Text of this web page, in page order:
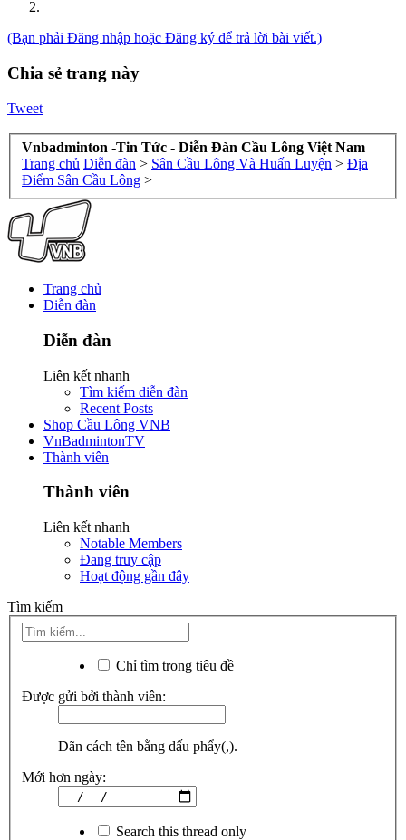
(Bạn phải Đăng nhập hoặc Đăng ký để trả lời bài viết.)
Chia sẻ trang này
Tweet
Vnbadminton -Tin Tức - Diễn Đàn Cầu Lông Việt Nam
Trang chủ Diễn đàn > Sân Cầu Lông Và Huấn Luyện > Địa
Điểm Sân Cầu Lông >
Trang chủ
Diễn đàn
Diễn đàn
Liên kết nhanh
Tìm kiếm diễn đàn
Recent Posts
Shop Cầu Lông VNB
VnBadmintonTV
Thành viên
Thành viên
Liên kết nhanh
Notable Members
Đang truy cập
Hoạt động gần đây
Tìm kiếm
Chỉ tìm trong tiêu đề
Được gửi bởi thành viên:
Dãn cách tên bằng dấu phẩy(,).
Mới hơn ngày:
Search this thread only